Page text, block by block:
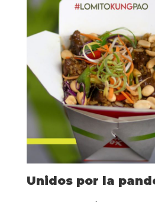
Unidos por la